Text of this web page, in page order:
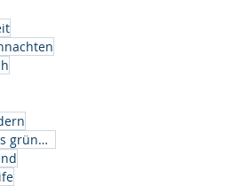
online business gründen